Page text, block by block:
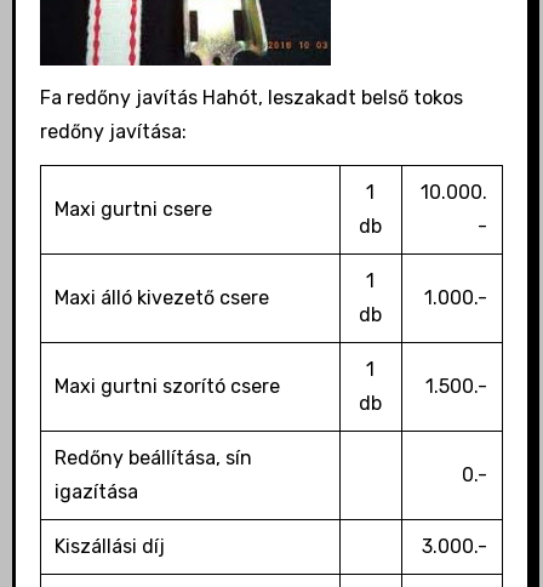
Fa redőny javítás Hahót, leszakadt belső tokos
redőny javítása:
Maxi gurtni csere
1
db
10.000.
-
Maxi álló kivezető csere
1
db
1.000.-
Maxi gurtni szorító csere
1
db
1.500.-
Redőny beállítása, sín
igazítása
0.-
Kiszállási díj 3.000.-